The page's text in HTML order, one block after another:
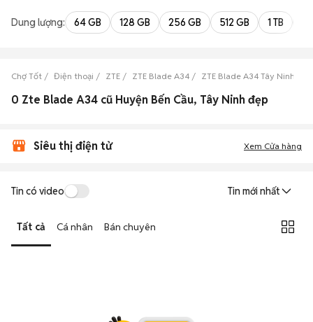
Dung lượng: 64 GB 128 GB 256 GB 512 GB 1 TB
Chợ Tốt Điện thoại ZTE ZTE Blade A34 ZTE Blade A34 Tây Ninh
0 Zte Blade A34 cũ Huyện Bến Cầu, Tây Ninh đẹp
Siêu thị điện tử Xem Cửa hàng
Tin có video Tin mới nhất
Tất cả Cá nhân Bán chuyên